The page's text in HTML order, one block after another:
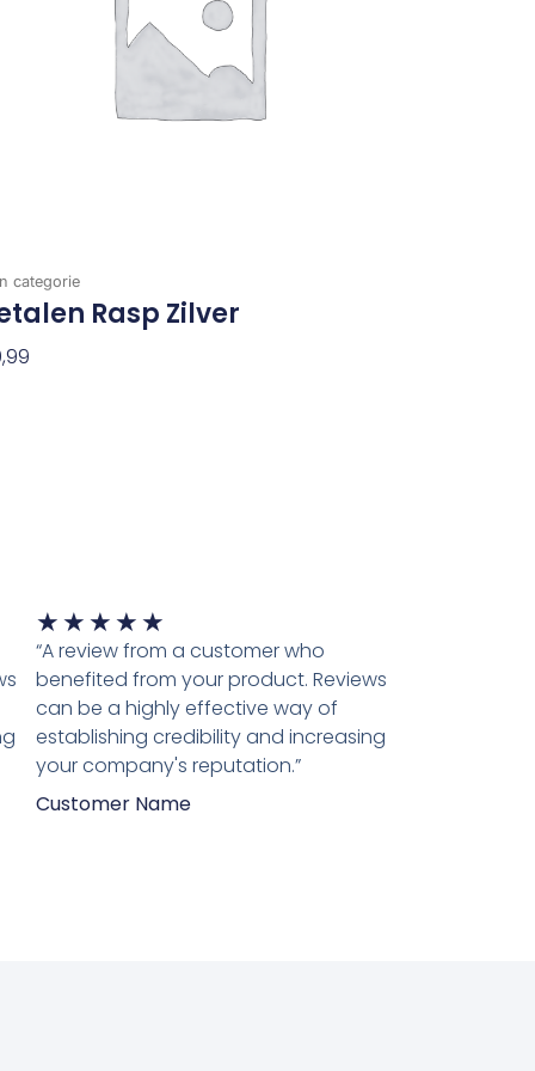
categorie
Rasp Zilver
★ ★ ★ ★ ★
5
van
5
“A review from a customer who
benefited from your product. Reviews
can be a highly effective way of
establishing credibility and increasing
your company's reputation.”
Customer Name